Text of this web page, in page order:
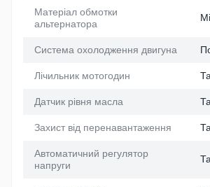
Матеріал обмотки
альтернатора
Система охолодження двигуна
Лічильник мотогодин
Датчик рівня масла
Захист від перенавантаження
Автоматичний регулятор
напруги